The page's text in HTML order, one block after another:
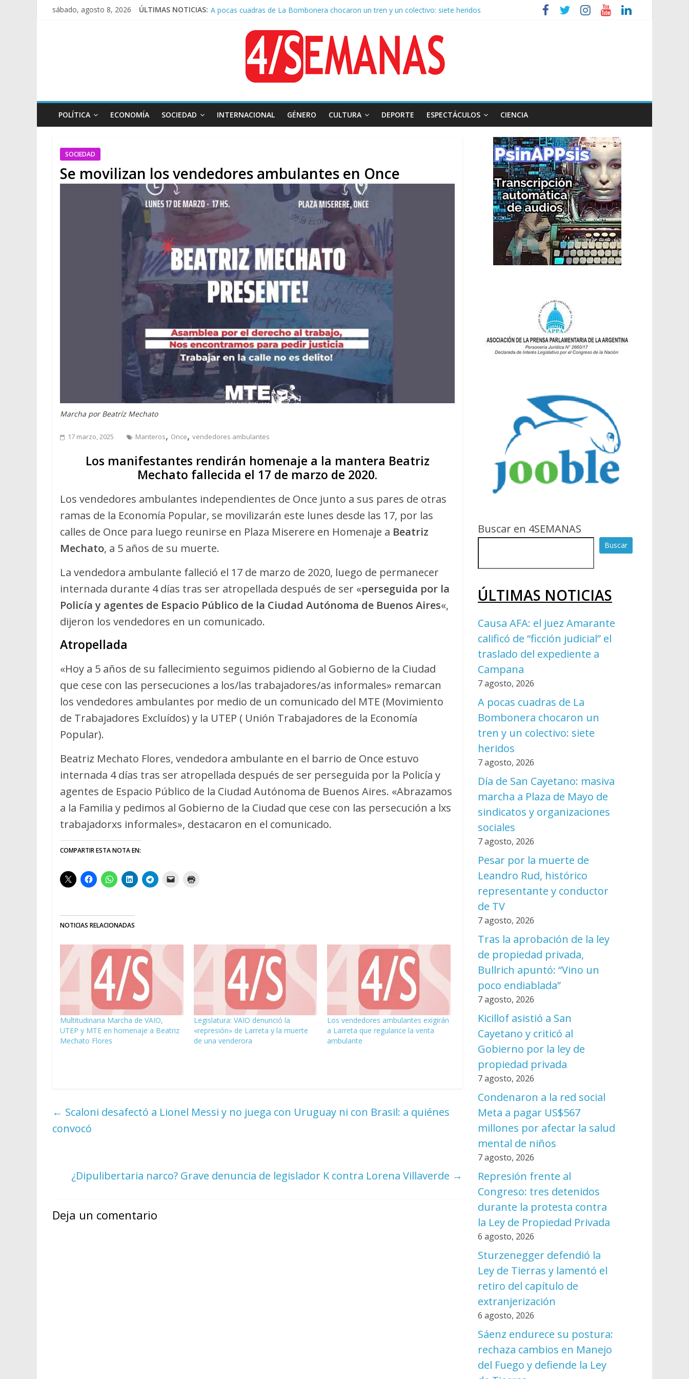
sábado, agosto 8, 2026 ÚLTIMAS NOTICIAS: A pocas cuadras de La Bombonera chocaron un tren y un colectivo: siete heridos
Pesar por la muerte de Leandro Rud, histórico representante y conductor de TV
Tras la aprobación de la ley de propiedad privada, Bullrich apuntó: “Vino un poco endiablada”
POLÍTICA ECONOMÍA SOCIEDAD INTERNACIONAL GÉNERO CULTURA DEPORTE ESPECTÁCULOS CIENCIA
SOCIEDAD
Se movilizan los vendedores ambulantes en Once
Marcha por Beatríz Mechato
17 marzo, 2025 Manteros, Once, vendedores ambulantes
Los manifestantes rendirán homenaje a la mantera Beatriz
Mechato fallecida el 17 de marzo de 2020.
Los vendedores ambulantes independientes de Once junto a sus pares de otras
ramas de la Economía Popular, se movilizarán este lunes desde las 17, por las
calles de Once para luego reunirse en Plaza Miserere en Homenaje a Beatriz
Mechato, a 5 años de su muerte.
La vendedora ambulante falleció el 17 de marzo de 2020, luego de permanecer
internada durante 4 días tras ser atropellada después de ser «perseguida por la
Policía y agentes de Espacio Público de la Ciudad Autónoma de Buenos Aires«,
dijeron los vendedores en un comunicado.
Atropellada
«Hoy a 5 años de su fallecimiento seguimos pidiendo al Gobierno de la Ciudad
que cese con las persecuciones a los/las trabajadores/as informales» remarcan
los vendedores ambulantes por medio de un comunicado del MTE (Movimiento
de Trabajadores Excluídos) y la UTEP ( Unión Trabajadores de la Economía
Popular).
Beatriz Mechato Flores, vendedora ambulante en el barrio de Once estuvo
internada 4 días tras ser atropellada después de ser perseguida por la Policía y
agentes de Espacio Público de la Ciudad Autónoma de Buenos Aires. «Abrazamos
a la Familia y pedimos al Gobierno de la Ciudad que cese con las persecución a lxs
trabajadorxs informales», destacaron en el comunicado.
COMPARTIR ESTA NOTA EN:
NOTICIAS RELACIONADAS
Multitudinaria Marcha de VAIO,
UTEP y MTE en homenaje a Beatriz
Mechato Flores
Legislatura: VAIO denunció la
«represión» de Larreta y la muerte
de una venderora
Los vendedores ambulantes exigirán
a Larreta que regularice la venta
ambulante
← Scaloni desafectó a Lionel Messi y no juega con Uruguay ni con Brasil: a quiénes
convocó
¿Dipulibertaria narco? Grave denuncia de legislador K contra Lorena Villaverde →
Deja un comentario
Buscar en 4SEMANAS
Buscar
ÚLTIMAS NOTICIAS
Causa AFA: el juez Amarante
calificó de “ficción judicial” el
traslado del expediente a
Campana
7 agosto, 2026
A pocas cuadras de La
Bombonera chocaron un
tren y un colectivo: siete
heridos
7 agosto, 2026
Día de San Cayetano: masiva
marcha a Plaza de Mayo de
sindicatos y organizaciones
sociales
7 agosto, 2026
Pesar por la muerte de
Leandro Rud, histórico
representante y conductor
de TV
7 agosto, 2026
Tras la aprobación de la ley
de propiedad privada,
Bullrich apuntó: “Vino un
poco endiablada”
7 agosto, 2026
Kicillof asistió a San
Cayetano y criticó al
Gobierno por la ley de
propiedad privada
7 agosto, 2026
Condenaron a la red social
Meta a pagar US$567
millones por afectar la salud
mental de niños
7 agosto, 2026
Represión frente al
Congreso: tres detenidos
durante la protesta contra
la Ley de Propiedad Privada
6 agosto, 2026
Sturzenegger defendió la
Ley de Tierras y lamentó el
retiro del capítulo de
extranjerización
6 agosto, 2026
Sáenz endurece su postura:
rechaza cambios en Manejo
del Fuego y defiende la Ley